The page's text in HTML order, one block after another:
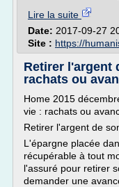
Lire la suite
Date: 2017-09-27
Site : https://
Retirer l'argent
rachats ou
Home 2015
vie : rachats ou
Retirer l'argent de
L'épargne placée
récupérable à tout
l'assuré pour retirer
demander une